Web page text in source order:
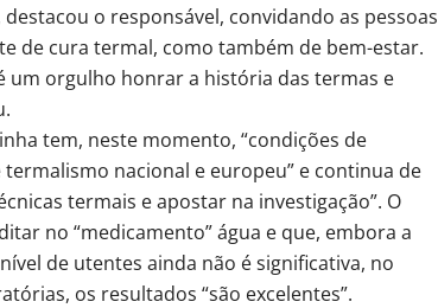
o responsável, convidando as pessoas
de cura termal, como também de bem-estar.
um orgulho honrar a história das termas e
tem, neste momento, “condições de
nacional e europeu” e continua de
termais e apostar na investigação”. O
no “medicamento” água e que, embora a
de utentes ainda não é significativa, no
os resultados “são excelentes”.